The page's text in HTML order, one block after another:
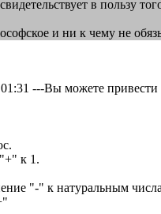
в пользу
и ни к чему не
---Вы можете
к 1.
"-" к натуральным